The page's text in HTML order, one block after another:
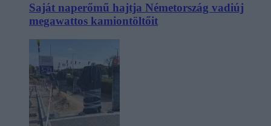
Saját naperőmű hajtja Németország vadiúj
megawattos kamiontöltőit